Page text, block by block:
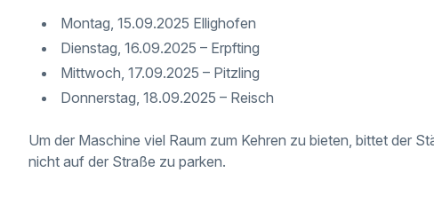
Montag, 15.09.2025 Ellighofen
Dienstag, 16.09.2025 – Erpfting
Mittwoch, 17.09.2025 – Pitzling
Donnerstag, 18.09.2025 – Reisch
Um der Maschine viel Raum zum Kehren zu bieten, bittet der
nicht auf der Straße zu parken.